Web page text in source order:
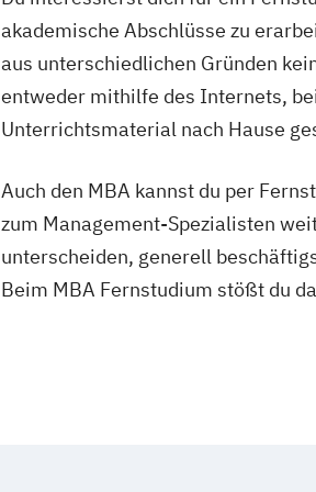
akademische Abschlüsse zu
aus unterschiedlichen Gründen
entweder mithilfe des Internets,
Unterrichtsmaterial nach Hause
Auch den MBA kannst du per
zum Management-Spezialisten
unterscheiden, generell
Beim MBA Fernstudium stößt du